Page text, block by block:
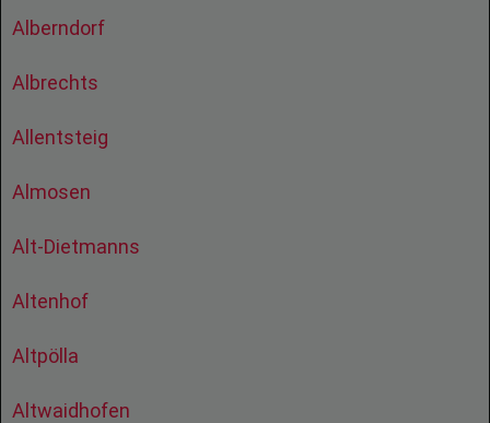
Alberndorf
Albrechts
Allentsteig
Almosen
Alt-Dietmanns
Altenhof
Altpölla
Altwaidhofen